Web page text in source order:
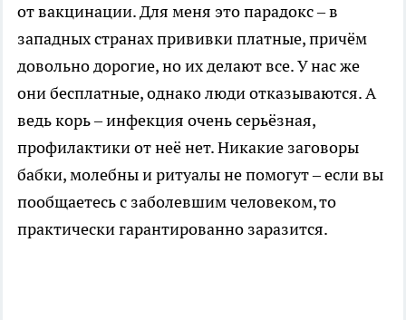
от вакцинации. Для меня это парадокс – в
западных странах прививки платные, причём
довольно дорогие, но их делают все. У нас же
они бесплатные, однако люди отказываются. А
ведь корь – инфекция очень серьёзная,
профилактики от неё нет. Никакие заговоры
бабки, молебны и ритуалы не помогут – если вы
пообщаетесь с заболевшим человеком, то
практически гарантированно заразится.